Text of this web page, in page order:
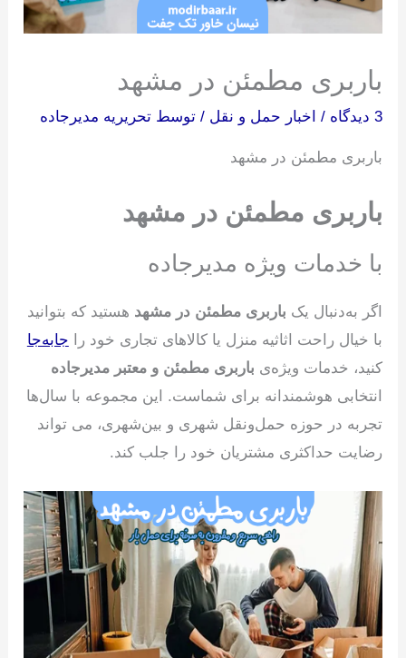
باربری مطمئن در مشهد
3 دیدگاه / اخبار حمل و نقل / توسطتحریریه مدیرجاده
باربری مطمئن در مشهد
باربری مطمئن در مشهد
با خدمات ویژه مدیرجاده
اگر به‌دنبال یک باربری مطمئن در مشهد هستید که بتوانید
با خیال راحت اثاثیه منزل یا کالاهای تجاری خود را جابه‌جا
کنید، خدمات ویژه‌ی باربری مطمئن و معتبر مدیرجاده
انتخابی هوشمندانه برای شماست. این مجموعه با سال‌ها
تجربه در حوزه حمل‌ونقل شهری و بین‌شهری، می تواند
رضایت حداکثری مشتریان خود را جلب کند.